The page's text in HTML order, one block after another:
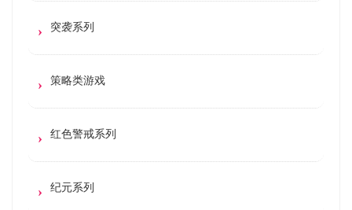
突袭系列
策略类游戏
红色警戒系列
纪元系列